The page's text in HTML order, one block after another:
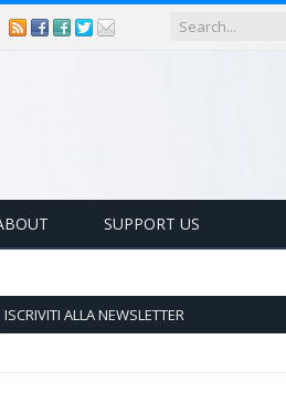
SUPPORT US
ISCRIVITI ALLA NEWSLETTER